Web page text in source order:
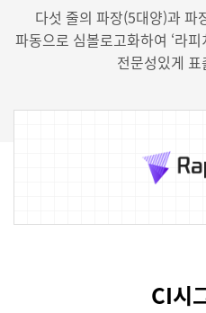
다섯 줄의 파장(5대양)과 파
파동으로 심볼로고화하여 ‘라
전문성있게
CI시